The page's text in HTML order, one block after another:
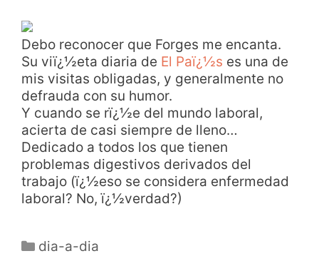
Debo reconocer que Forges me encanta.
Su viï¿½eta diaria de El Paï¿½s es una de
mis visitas obligadas, y generalmente no
defrauda con su humor.
Y cuando se rï¿½e del mundo laboral,
acierta de casi siempre de lleno…
Dedicado a todos los que tienen
problemas digestivos derivados del
trabajo (ï¿½eso se considera enfermedad
laboral? No, ï¿½verdad?)
dia-a-dia